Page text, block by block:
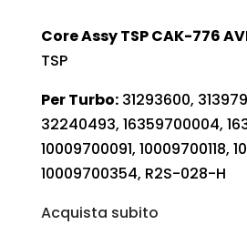
Core Assy TSP CAK-776
TSP
Per Turbo:31293600,
32240493, 16359700004,
10009700091, 10009700118,
10009700354, R2S-028-H
Acquista subito